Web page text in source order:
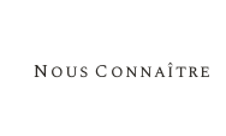
Nous Connaître
Presse Parle De Nous